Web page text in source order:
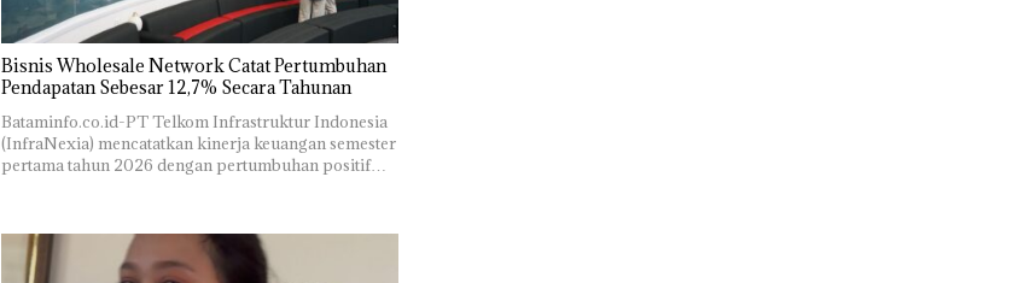
Bisnis Wholesale Network Catat Pertumbuhan
Pendapatan Sebesar 12,7% Secara Tahunan
Bataminfo.co.id-PT Telkom Infrastruktur Indonesia
(InfraNexia) mencatatkan kinerja keuangan semester
pertama tahun 2026 dengan pertumbuhan positif…